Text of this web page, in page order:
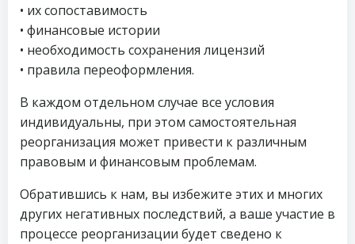
• их сопоставимость
• финансовые истории
• необходимость сохранения лицензий
• правила переоформления.
В каждом отдельном случае все условия
индивидуальны, при этом самостоятельная
реорганизация может привести к различным
правовым и финансовым проблемам.
Обратившись к нам, вы избежите этих и многих
других негативных последствий, а ваше участие в
процессе реорганизации будет сведено к